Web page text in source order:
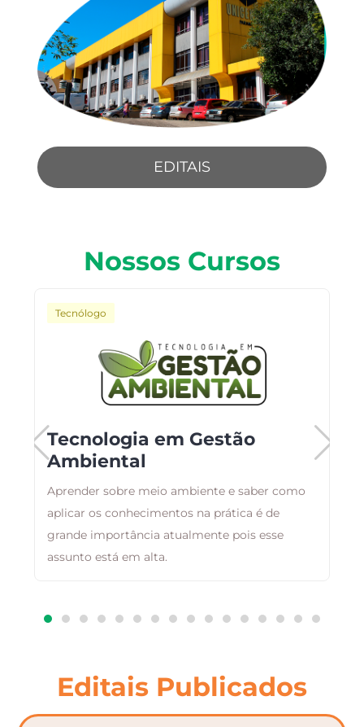
EDITAIS
Nossos Cursos
Tecnólogo
Tecnologia em Gestão
Ambiental
Aprender sobre meio ambiente e saber como
aplicar os conhecimentos na prática é de
grande importância atualmente pois esse
assunto está em alta.
Editais Publicados